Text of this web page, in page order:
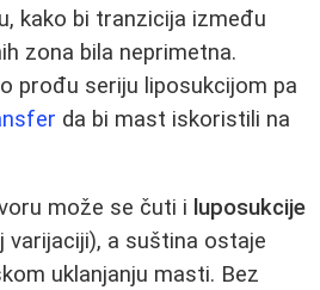
kako bi tranzicija između
zona bila neprimetna.
prođu seriju liposukcijom pa
da bi mast iskoristili na
može se čuti i luposukcije
varijaciji), a suština ostaje
uklanjanju masti. Bez